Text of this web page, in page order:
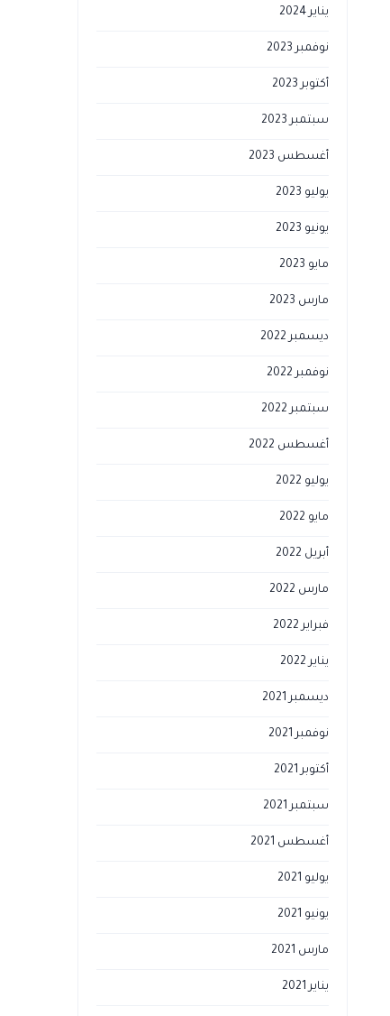
يناير 2024
نوفمبر 2023
أكتوبر 2023
سبتمبر 2023
أغسطس 2023
يوليو 2023
يونيو 2023
مايو 2023
مارس 2023
ديسمبر 2022
نوفمبر 2022
سبتمبر 2022
أغسطس 2022
يوليو 2022
مايو 2022
أبريل 2022
مارس 2022
فبراير 2022
يناير 2022
ديسمبر 2021
نوفمبر 2021
أكتوبر 2021
سبتمبر 2021
أغسطس 2021
يوليو 2021
يونيو 2021
مارس 2021
يناير 2021